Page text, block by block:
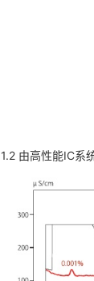
1.2 由高性能IC系